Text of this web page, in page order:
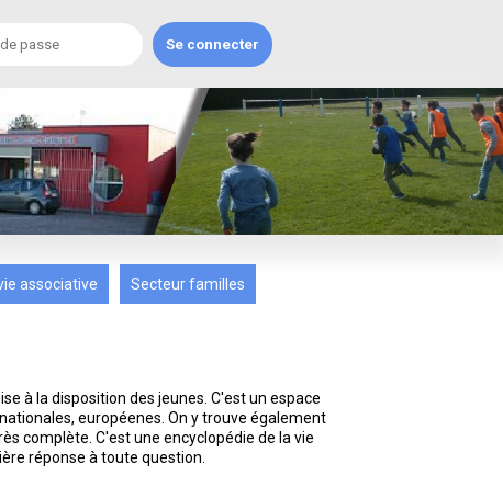
associative Secteur familles
à la disposition des jeunes. C'est un espace
européenes. On y trouve également
complète. C'est une encyclopédie de la vie
réponse à toute question.